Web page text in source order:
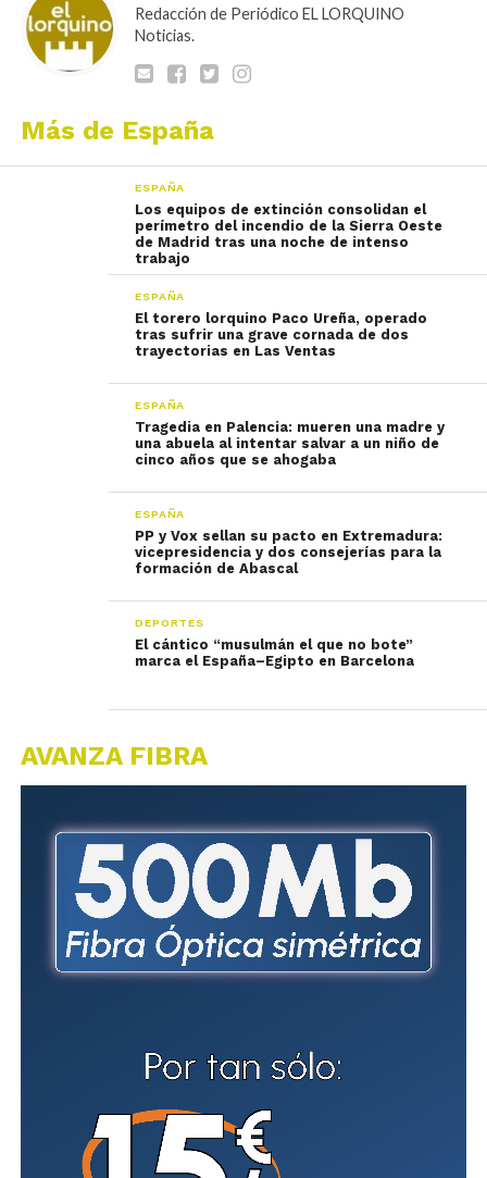
Redacción de Periódico EL LORQUINO
Noticias.
Más de España
ESPAÑA
Los equipos de extinción consolidan el
perímetro del incendio de la Sierra Oeste
de Madrid tras una noche de intenso
trabajo
ESPAÑA
El torero lorquino Paco Ureña, operado
tras sufrir una grave cornada de dos
trayectorias en Las Ventas
ESPAÑA
Tragedia en Palencia: mueren una madre y
una abuela al intentar salvar a un niño de
cinco años que se ahogaba
ESPAÑA
PP y Vox sellan su pacto en Extremadura:
vicepresidencia y dos consejerías para la
formación de Abascal
DEPORTES
El cántico “musulmán el que no bote”
marca el España–Egipto en Barcelona
AVANZA FIBRA